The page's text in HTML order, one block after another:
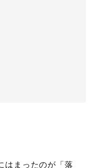
はまったのが「落